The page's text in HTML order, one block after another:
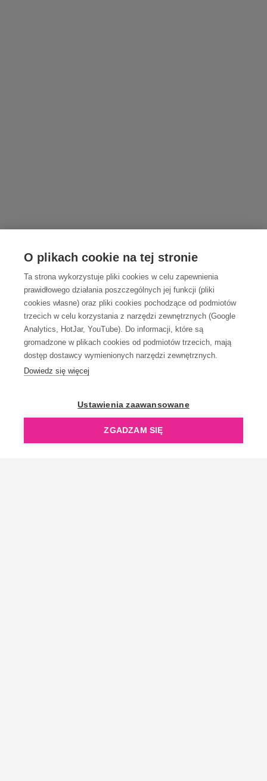
O plikach cookie na tej stronie
Ta strona wykorzystuje pliki cookies w celu zapewnienia
prawidłowego działania poszczególnych jej funkcji (pliki
cookies własne) oraz pliki cookies pochodzące od podmiotów
trzecich w celu korzystania z narzędzi zewnętrznych (Google
Analytics, HotJar, YouTube). Do informacji, które są
gromadzone w plikach cookies od podmiotów trzecich, mają
dostęp dostawcy wymienionych narzędzi zewnętrznych.
Dowiedz się więcej
Ustawienia zaawansowane
ZGADZAM SIĘ